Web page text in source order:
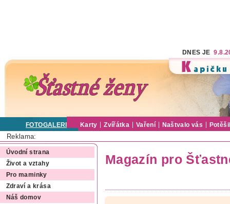
DNES JE
FOTOGALERIE Karty Zvířátka Vaření Naštvalo vás
Reklama:
Úvodní strana
Život a vztahy
Pro maminky
Zdraví a krása
Náš domov
Magazín pro